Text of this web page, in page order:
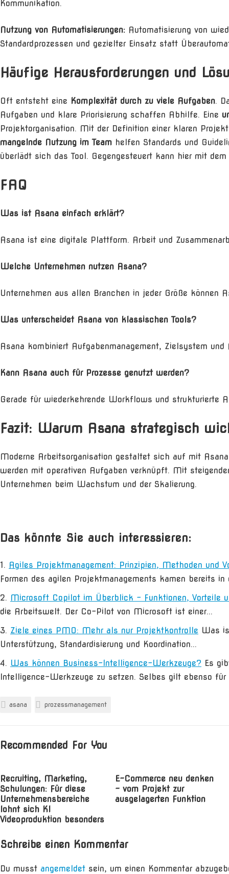
Kommunikation.
Nutzung von Automatisierungen: Automatisierung von
Standardprozessen und gezielter Einsatz statt
Häufige Herausforderungen und
Oft entsteht eine Komplexität durch zu viele Aufgaben.
Aufgaben und klare Priorisierung schaffen Abhilfe. Eine
Projektorganisation. Mit der Definition einer klaren
mangelnde Nutzung im Team helfen Standards und
überlädt sich das Tool. Gegengesteuert kann hier mit
FAQ
Was ist Asana einfach erklärt?
Asana ist eine digitale Plattform. Arbeit und
Welche Unternehmen nutzen Asana?
Unternehmen aus allen Branchen in jeder Größe können
Was unterscheidet Asana von klassischen Tools?
Asana kombiniert Aufgabenmanagement, Zielsystem und
Kann Asana auch für Prozesse genutzt werden?
Gerade für wiederkehrende Workflows und strukturierte
Fazit: Warum Asana strategisch
Moderne Arbeitsorganisation gestaltet sich auf mit
werden mit operativen Aufgaben verknüpft. Mit
Unternehmen beim Wachstum und der Skalierung.
Das könnte Sie auch interessieren:
Agiles Projektmanagement: Prinzipien, Methoden und
Formen des agilen Projektmanagements kamen bereits in
Microsoft Copilot im Überblick – Funktionen, Vorteile
die Arbeitswelt. Der Co-Pilot von Microsoft ist einer...
Ziele eines PMO: Mehr als nur Projektkontrolle Was
Unterstützung, Standardisierung und Koordination...
Was können Business-Intelligence-Werkzeuge? Es
Intelligence-Werkzeuge zu setzen. Selbes gilt ebenso
asana prozessmanagement
Recommended For You
Recruiting, Marketing,
Schulungen: Für diese
Unternehmensbereiche
lohnt sich KI
Videoproduktion besonders
E-Commerce neu denken
– vom Projekt zur
ausgelagerten Funktion
Schreibe einen Kommentar
Du musst angemeldet sein, um einen Kommentar